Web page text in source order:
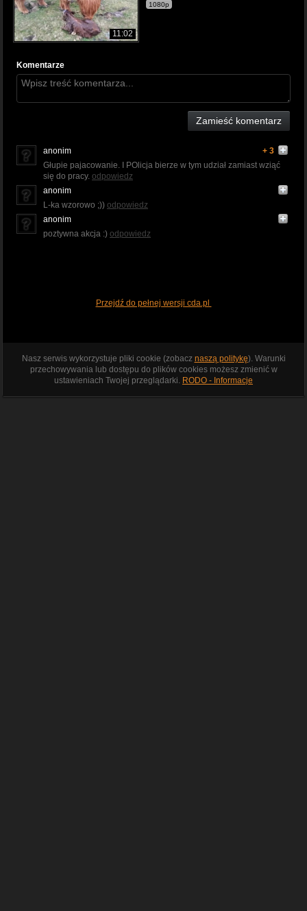
11:02
1080p
Komentarze
Zamieść komentarz
anonim
+ 3
Głupie pajacowanie. I POlicja bierze w tym udział zamiast wziąć
się do pracy. odpowiedz
anonim
L-ka wzorowo ;)) odpowiedz
anonim
poztywna akcja :) odpowiedz
Przejdź do pełnej wersji cda.pl
Nasz serwis wykorzystuje pliki cookie (zobacz naszą politykę). Warunki
przechowywania lub dostępu do plików cookies możesz zmienić w
ustawieniach Twojej przeglądarki. RODO - Informacje